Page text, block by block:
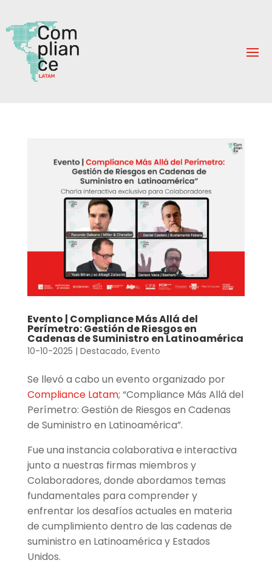
Evento | Compliance Más Allá del
Perímetro: Gestión de Riesgos en
Cadenas de Suministro en Latinoamérica
10-10-2025 | Destacado, Evento
Se llevó a cabo un evento organizado por
Compliance Latam; “Compliance Más Allá del
Perímetro: Gestión de Riesgos en Cadenas
de Suministro en Latinoamérica”.
Fue una instancia colaborativa e interactiva
junto a nuestras firmas miembros y
Colaboradores, donde abordamos temas
fundamentales para comprender y
enfrentar los desafíos actuales en materia
de cumplimiento dentro de las cadenas de
suministro en Latinoamérica y Estados
Unidos.